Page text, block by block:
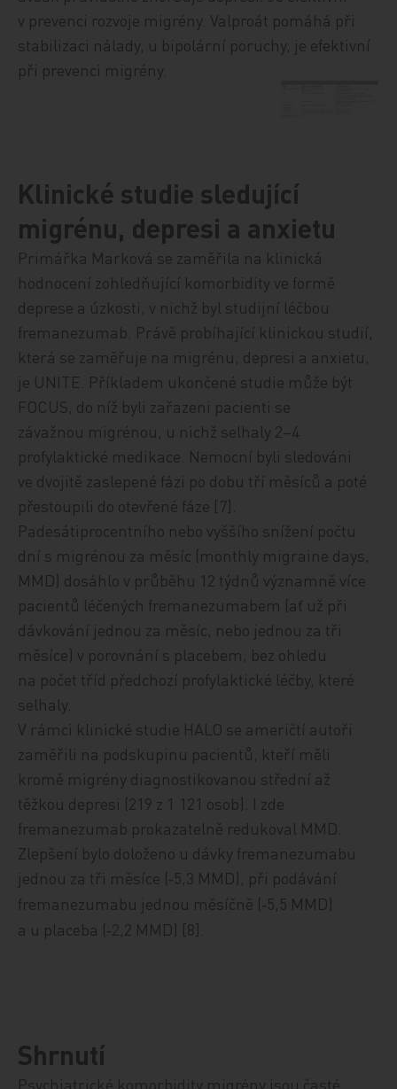
v prevenci rozvoje migrény. Valproát pomáhá při
stabilizaci nálady, u bipolární poruchy, je efektivní
při prevenci migrény.
Klinické studie sledující
migrénu, depresi a anxietu
Primářka Marková se zaměřila na klinická
hodnocení zohledňující komorbidity ve formě
deprese a úzkosti, v nichž byl studijní léčbou
fremanezumab. Právě probíhající klinickou studií,
která se zaměřuje na migrénu, depresi a anxietu,
je UNITE. Příkladem ukončené studie může být
FOCUS, do níž byli zařazeni pacienti se
závažnou migrénou, u nichž selhaly 2–4
profylaktické medikace. Nemocní byli sledováni
ve dvojitě zaslepené fázi po dobu tří měsíců a poté
přestoupili do otevřené fáze [7].
Padesátiprocentního nebo vyššího snížení počtu
dní s migrénou za měsíc (monthly migraine days,
MMD) dosáhlo v průběhu 12 týdnů významně více
pacientů léčených fremanezumabem (ať už při
dávkování jednou za měsíc, nebo jednou za tři
měsíce) v porovnání s placebem, bez ohledu
na počet tříd předchozí profylaktické léčby, které
selhaly.
V rámci klinické studie HALO se američtí autoři
zaměřili na podskupinu pacientů, kteří měli
kromě migrény diagnostikovanou střední až
těžkou depresi (219 z 1 121 osob). I zde
fremanezumab prokazatelně redukoval MMD.
Zlepšení bylo doloženo u dávky fremanezumabu
jednou za tři měsíce (-5,3 MMD), při podávání
fremanezumabu jednou měsíčně (-5,5 MMD)
a u placeba (-2,2 MMD) [8].
Shrnutí
Psychiatrické komorbidity migrény jsou časté